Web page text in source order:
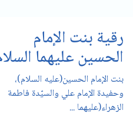
رقية بنت الإمام
الحسين عليهما
بنت الإمام الحسين(عليه السلام)،
وحفيدة الإمام علي والسيّدة فاطمة
الزهراء(عليهما ...